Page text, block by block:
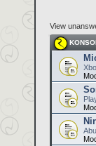
View